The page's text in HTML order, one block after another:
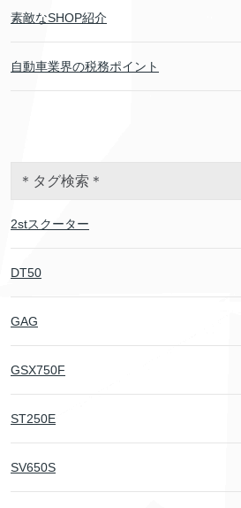
素敵なSHOP紹介
自動車業界の税務ポイント
＊タグ検索＊
2stスクーター
DT50
GAG
GSX750F
ST250E
SV650S